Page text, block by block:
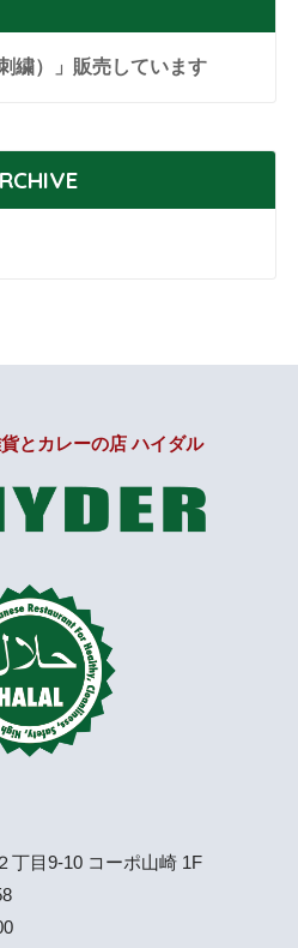
繍）」販売しています
とカレーの店 ハイダル
丁目9-10 コーポ山崎 1F